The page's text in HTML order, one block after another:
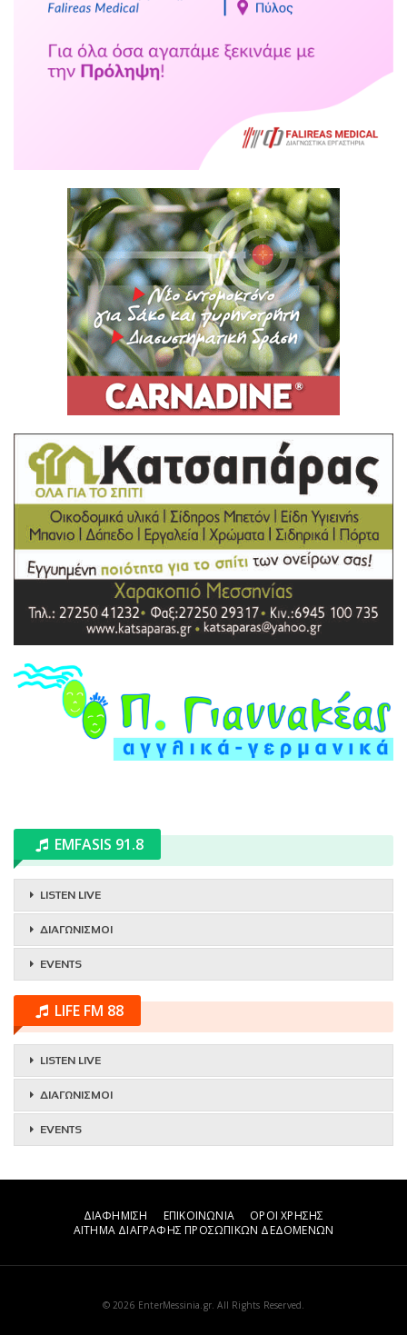
EMFASIS 91.8
LISTEN LIVE
ΔΙΑΓΩΝΙΣΜΟΙ
EVENTS
LIFE FM 88
LISTEN LIVE
ΔΙΑΓΩΝΙΣΜΟΙ
EVENTS
ΔΙΑΦΗΜΙΣΗ ΕΠΙΚΟΙΝΩΝΙΑ
ΟΡΟΙ ΧΡΗΣΗΣ
ΑΙΤΗΜΑ ΔΙΑΓΡΑΦΗΣ ΠΡΟΣΩΠΙΚΩΝ ΔΕΔΟΜΕΝΩΝ
© 2026 EnterMessinia.gr. All Rights Reserved.